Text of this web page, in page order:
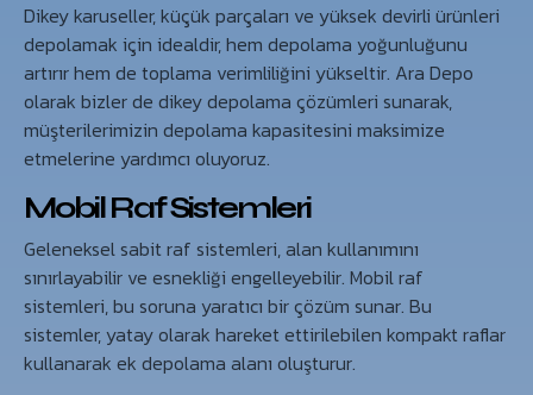
Dikey karuseller, küçük parçaları ve yüksek devirli ürünleri
depolamak için idealdir, hem depolama yoğunluğunu
artırır hem de toplama verimliliğini yükseltir. Ara Depo
olarak bizler de dikey depolama çözümleri sunarak,
müşterilerimizin depolama kapasitesini maksimize
etmelerine yardımcı oluyoruz.
Mobil Raf Sistemleri
Geleneksel sabit raf sistemleri, alan kullanımını
sınırlayabilir ve esnekliği engelleyebilir. Mobil raf
sistemleri, bu soruna yaratıcı bir çözüm sunar. Bu
sistemler, yatay olarak hareket ettirilebilen kompakt raflar
kullanarak ek depolama alanı oluşturur.